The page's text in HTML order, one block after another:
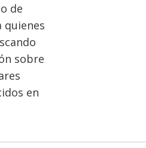
de
quienes
sobre
en